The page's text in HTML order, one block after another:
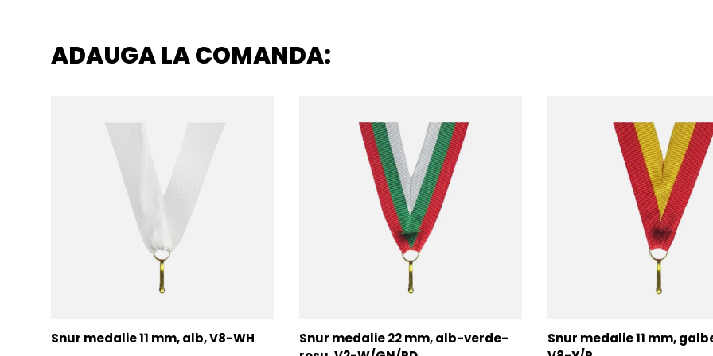
ADAUGA LA COMANDA:
Snur medalie 11 mm, alb, V8-WH
Snur medalie 22 mm, alb-verde-
Snur medalie 11 mm,